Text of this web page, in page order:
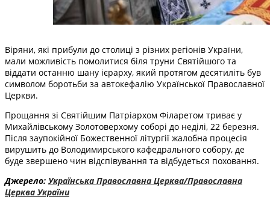
Віряни, які прибули до столиці з різних регіонів України,
мали можливість помолитися біля труни Святійшого та
віддати останню шану ієрарху, який протягом десятиліть був
символом боротьби за автокефалію Української Православної
Церкви.
Прощання зі Святійшим Патріархом Філаретом триває у
Михайлівському Золотоверхому соборі до неділі, 22 березня.
Після заупокійної Божественної літургії жалобна процесія
вирушить до Володимирського кафедрального собору, де
буде звершено чин відспівування та відбудеться поховання.
Джерело: Українська Православна Церква/Православна
Церква України